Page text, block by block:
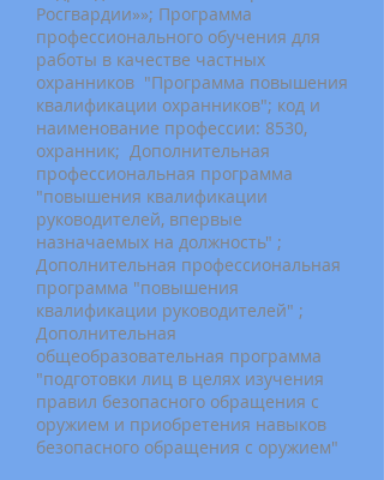
Росгвардии»»; Программа
профессионального обучения для
работы в качестве частных
охранников "Программа повышения
квалификации охранников"; код и
наименование профессии: 8530,
охранник; Дополнительная
профессиональная программа
"повышения квалификации
руководителей, впервые
назначаемых на должность" ;
Дополнительная профессиональная
программа "повышения
квалификации руководителей" ;
Дополнительная
общеобразовательная программа
"подготовки лиц в целях изучения
правил безопасного обращения с
оружием и приобретения навыков
безопасного обращения с оружием"